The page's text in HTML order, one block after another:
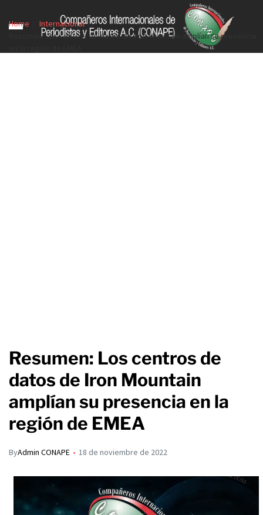
Home
Internacional
Resumen: Los centros de datos de Iron Mountain amplían su presencia
Resumen: Los centros de
datos de Iron Mountain
amplían su presencia en la
región de EMEA
ByAdmin CONAPE 18 de noviembre de 2022